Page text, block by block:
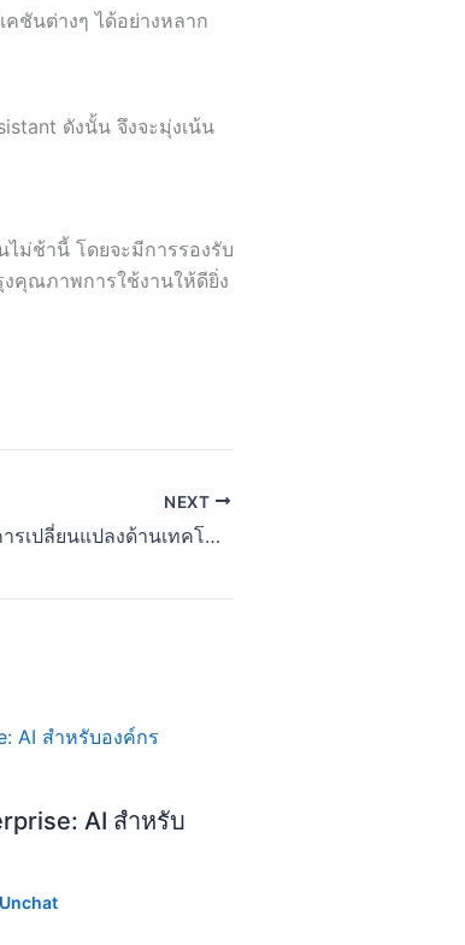
ชันต่างๆ ได้อย่างหลาก
ดังนั้น จึงจะมุ่งเน้น
ม่ช้านี้ โดยจะมีการรองรับ
คุณภาพการใช้งานให้ดียิ่ง
NEXT
การปรับตัวของสังคมต่อการเปลี่ยนแปลงด้านเทคโนโลยี
AI สำหรับ